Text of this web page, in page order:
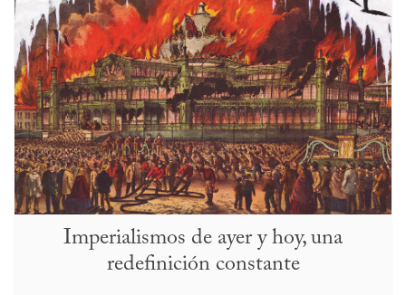
Imperialismos de ayer y hoy, una
redefinición constante